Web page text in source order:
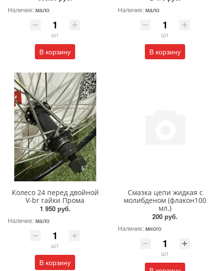
Наличие:мало
шт
В корзину
Наличие:мало
шт
В корзину
Колесо 24 перед двойной
V-br гайки Прома
1 950 руб.
Наличие:мало
шт
В корзину
Смазка цепи жидкая с
молибденом (флакон100
мл.)
200 руб.
Наличие:много
шт